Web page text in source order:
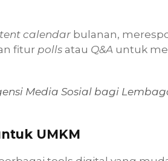
calendar bulanan,
fitur polls atau Q&A untuk
Media Sosial bagi
UMKM